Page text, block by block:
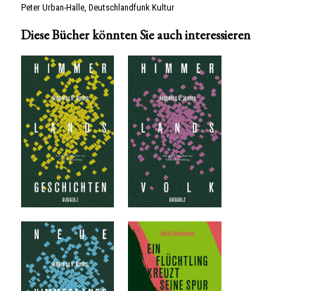
Peter Urban-Halle, Deutschlandfunk Kultur
Diese Bücher könnten Sie auch interessieren